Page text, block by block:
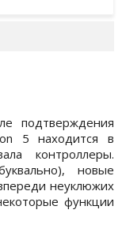
подтверждения
5 находится в
контроллеры.
новые
неуклюжих
функции